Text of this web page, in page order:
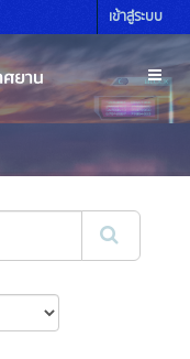
เข้าสู่ระบบ